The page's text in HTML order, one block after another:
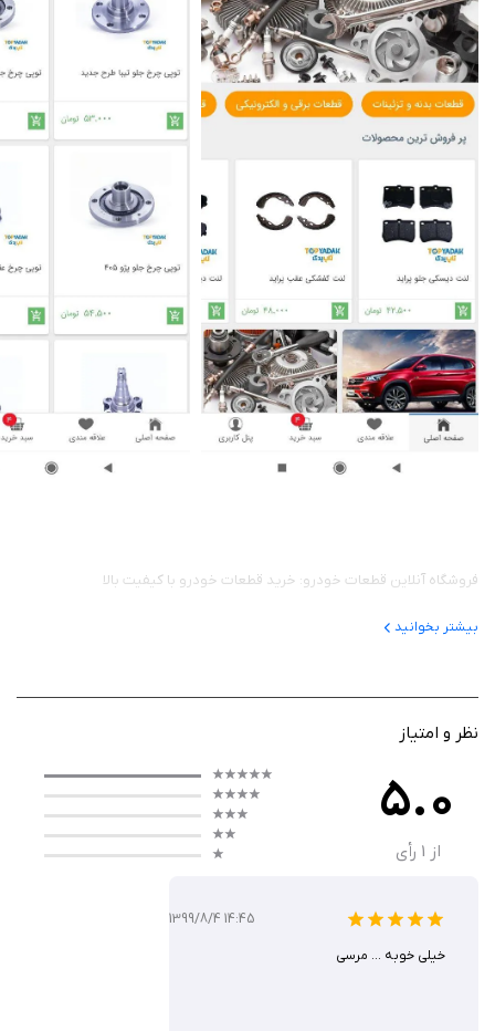
فروشگاه آنلاین قطعات خودرو: خرید قطعات خودرو با کیفیت بالا
بیشتر بخوانید
نظر و امتیاز
5.0
از 1 رأی
1399/8/4 14:45
خیلی خوبه ... مرسی